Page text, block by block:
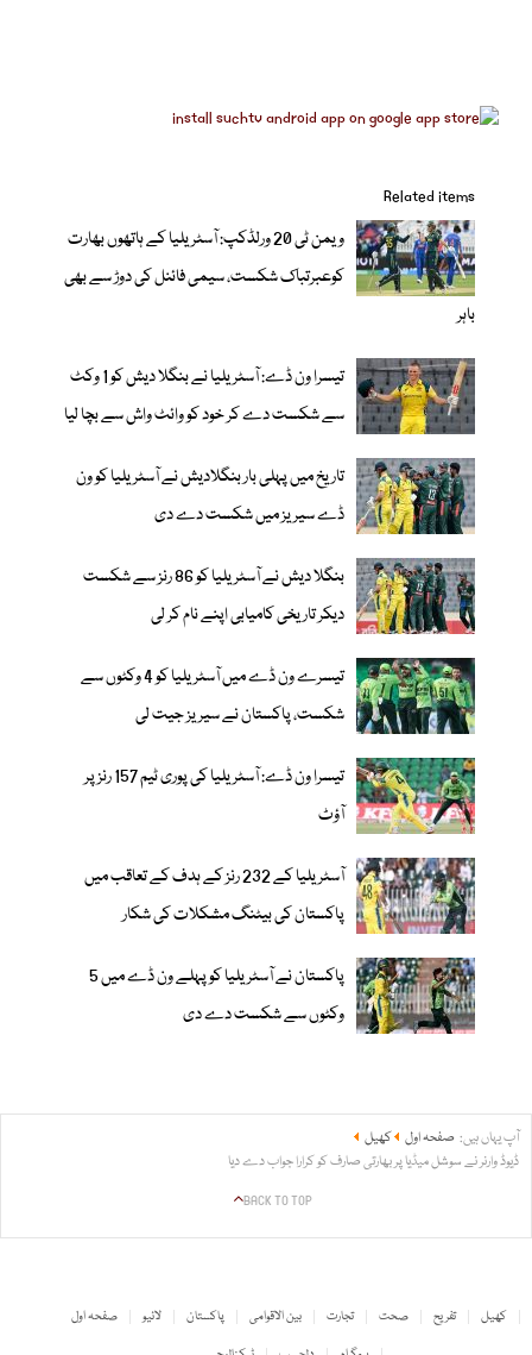
Related items
ویمن ٹی 20 ورلڈکپ: آسٹریلیا کے ہاتھوں بھارت
کوعبرتباک شکست، سیمی فائنل کی دوڑ سے بھی
باہر
تیسرا ون ڈے: آسٹریلیا نے بنگلا دیش کو 1 وکٹ
سے شکست دے کر خود کو وائٹ واش سے بچا لیا
تاریخ میں پہلی بار بنگلادیش نے آسٹریلیا کو ون
ڈے سیریز میں شکست دے دی
بنگلا دیش نے آسٹریلیا کو 86 رنز سے شکست
دیکر تاریخی کامیابی اپنے نام کر لی
تیسرے ون ڈے میں آسٹریلیا کو 4 وکٹوں سے
شکست، پاکستان نے سیریز جیت لی
تیسرا ون ڈے: آسٹریلیا کی پوری ٹیم 157 رنز پر
آؤٹ
آسٹریلیا کے 232 رنز کے ہدف کے تعاقب میں
پاکستان کی بیٹنگ مشکلات کی شکار
پاکستان نے آسٹریلیا کو پہلے ون ڈے میں 5
وکٹوں سے شکست دے دی
آپ یہاں ہیں: صفحہ اول
کھیل
ڈیوڈ وارنر نے سوشل میڈیا پر بھارتی صارف کو کرارا جواب دے دیا
BACK TO TOP
صفحہ اول لائیو پاکستان بین الاقوامی تجارت صحت تفریح
کھیل